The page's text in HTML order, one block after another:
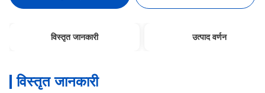
विस्तृत जानकारी उत्पाद वर्णन
विस्तृत जानकारी